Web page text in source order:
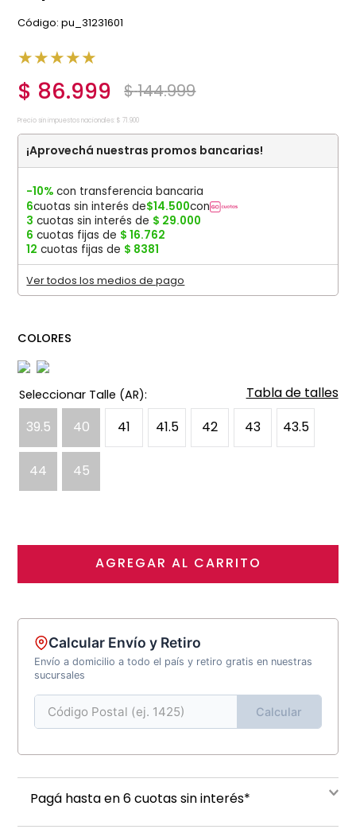
:pu_31231601
★★★★★
$ 86.999 $144.999
Precio sin impuestos nacionales: $ 71 .900
¡Aprovechá nuestras promos bancarias!
-10% con transferencia bancaria
6cuotas sin interés de$14.500con
3 cuotas sin interés de $ 29.000
6 cuotas fijas de $ 16.762
12 cuotas fijas de $ 8381
Ver todos los medios de pago
COLORES
39.5 40 41 41.5 42 43 43.5
44 45
Tabla de talles
AGREGAR AL CARRITO
Calcular Envío y Retiro
Envío a domicilio a todo el país y retiro gratis en nuestras
sucursales
Calcular
Pagá hasta en 6 cuotas sin interés*